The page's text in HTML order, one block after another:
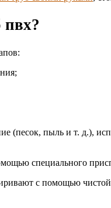
пвх?
(песок, пыль и т. д.),
специального
с помощью